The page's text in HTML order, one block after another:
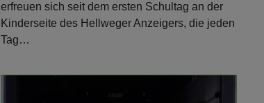
erfreuen sich seit dem ersten Schultag an der
Kinderseite des Hellweger Anzeigers, die jeden
Tag…